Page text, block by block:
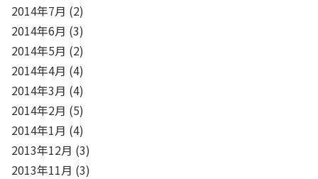
2014年7月 (2)
2014年6月 (3)
2014年5月 (2)
2014年4月 (4)
2014年3月 (4)
2014年2月 (5)
2014年1月 (4)
2013年12月 (3)
2013年11月 (3)